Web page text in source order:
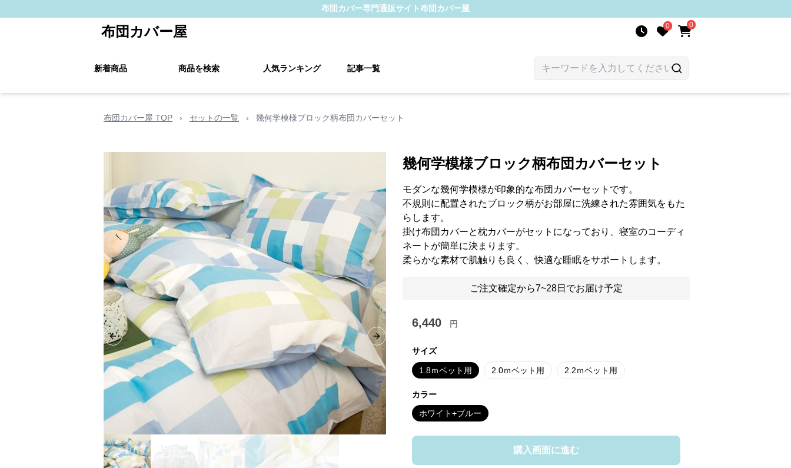
布団カバー専門通販サイト布団カバー屋
布団カバー屋 0 0
新着商品 商品を検索 人気ランキング 記事一覧
布団カバー屋 TOP › セットの一覧 › 幾何学模様ブロック柄布団カバーセット
Previous slide Next slide
幾何学模様ブロック柄布団カバーセット
モダンな幾何学模様が印象的な布団カバーセットです。
不規則に配置されたブロック柄がお部屋に洗練された雰囲気をもた
らします。
掛け布団カバーと枕カバーがセットになっており、寝室のコーディ
ネートが簡単に決まります。
柔らかな素材で肌触りも良く、快適な睡眠をサポートします。
ご注文確定から7~28日でお届け予定
6,440 円
サイズ
1.8ｍベット用 2.0ｍベット用 2.2ｍベット用
カラー
ホワイト+ブルー
購入画面に進む